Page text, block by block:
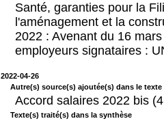
Santé, garanties pour la
l'aménagement et la
2022 : Avenant du 16
employeurs signataires :
2022-04-26
Autre(s) source(s) ajoutée(s) dans le
Accord salaires 2022 bis
Texte(s) traité(s) dans la synthèse